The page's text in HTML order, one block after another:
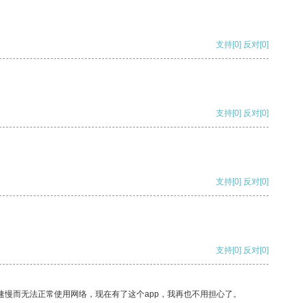
支持[0] 反对[0]
支持[0] 反对[0]
支持[0] 反对[0]
支持[0] 反对[0]
而无法正常使用网络，现在有了这个app，我再也不用担心了。